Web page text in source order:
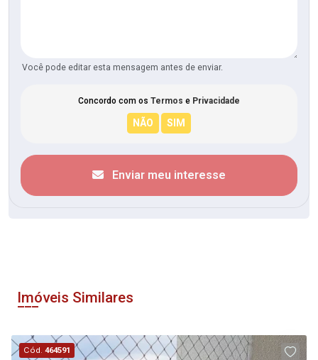
Você pode editar esta mensagem antes de enviar.
Concordo com os Termos e Privacidade
Enviar meu interesse
Imóveis Similares
Cód.464591